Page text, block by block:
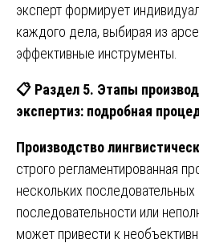
эксперт формирует
каждого дела, выбирая из
эффективные инструменты.
📋 Раздел 5. Этапы
экспертиз: подробная
Производство
строго регламентированная
нескольких
последовательности или
может привести к